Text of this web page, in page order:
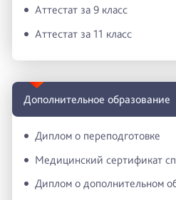
Аттестат за 9 класс
Аттестат за 11 класс
Дополнительное образование
Диплом о переподготовке
Медицинский сертификат
Диплом о дополнительном